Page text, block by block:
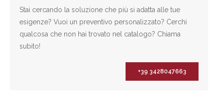
Stai cercando la soluzione che più si adatta alle tue
esigenze? Vuoi un preventivo personalizzato? Cerchi
qualcosa che non hai trovato nel catalogo? Chiama
subito!
+39 3428047663